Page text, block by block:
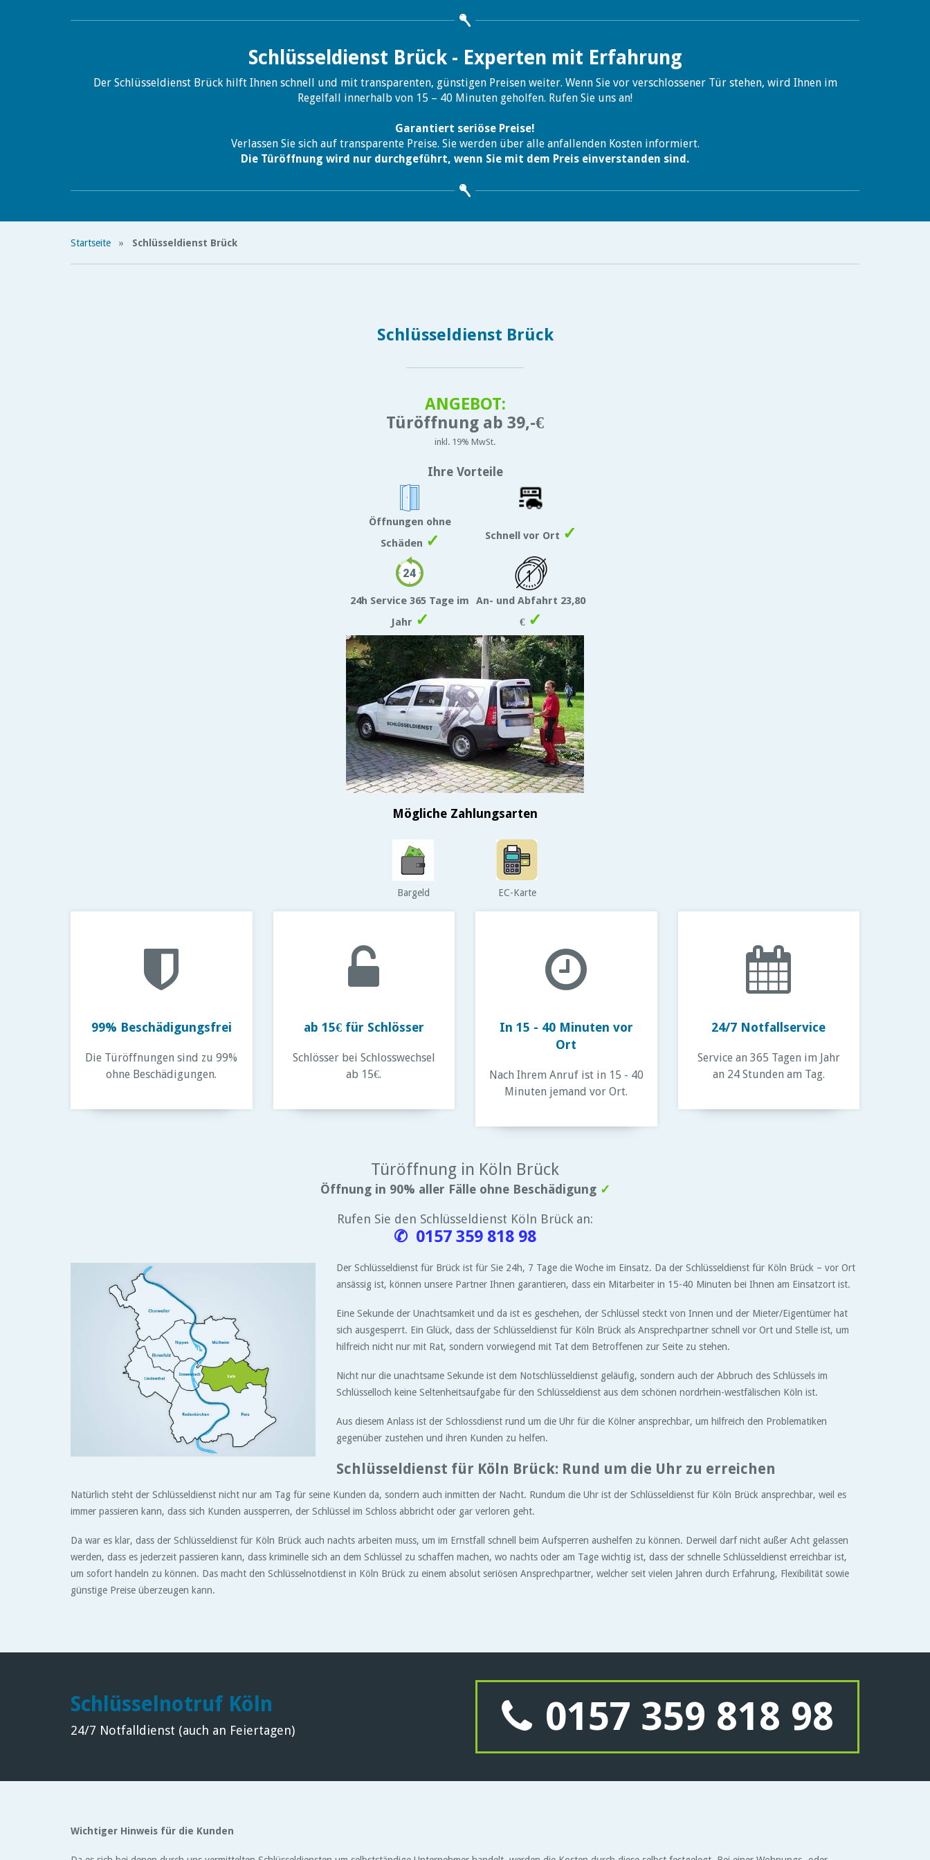
Schlüsseldienst Brück - Experten mit Erfahrung
Der Schlüsseldienst Brück hilft Ihnen schnell und mit transparenten, günstigen Preisen weiter. Wenn Sie vor verschlossener Tür stehen, wird Ihnen im
Regelfall innerhalb von 15 – 40 Minuten geholfen. Rufen Sie uns an!
Garantiert seriöse Preise!
Verlassen Sie sich auf transparente Preise. Sie werden über alle anfallenden Kosten informiert.
Die Türöffnung wird nur durchgeführt, wenn Sie mit dem Preis einverstanden sind.
Startseite » Schlüsseldienst Brück
Schlüsseldienst Brück
ANGEBOT:
Türöffnung ab 39,-€
inkl. 19% MwSt.
Ihre Vorteile
Öffnungen ohne
Schäden ✓ Schnell vor Ort ✓
24h Service 365 Tage im
Jahr ✓
An- und Abfahrt 23,80
€ ✓
Mögliche Zahlungsarten
Bargeld EC-Karte
99% Beschädigungsfrei
Die Türöffnungen sind zu 99%
ohne Beschädigungen.
ab 15€ für Schlösser
Schlösser bei Schlosswechsel
ab 15€.
In 15 - 40 Minuten vor
Ort
Nach Ihrem Anruf ist in 15 - 40
Minuten jemand vor Ort.
24/7 Notfallservice
Service an 365 Tagen im Jahr
an 24 Stunden am Tag.
Türöffnung in Köln Brück
Öffnung in 90% aller Fälle ohne Beschädigung ✓
Rufen Sie den Schlüsseldienst Köln Brück an:
✆ 0157 359 818 98
Der Schlüsseldienst für Brück ist für Sie 24h, 7 Tage die Woche im Einsatz. Da der Schlüsseldienst für Köln Brück – vor Ort
ansässig ist, können unsere Partner Ihnen garantieren, dass ein Mitarbeiter in 15-40 Minuten bei Ihnen am Einsatzort ist.
Eine Sekunde der Unachtsamkeit und da ist es geschehen, der Schlüssel steckt von Innen und der Mieter/Eigentümer hat
sich ausgesperrt. Ein Glück, dass der Schlüsseldienst für Köln Brück als Ansprechpartner schnell vor Ort und Stelle ist, um
hilfreich nicht nur mit Rat, sondern vorwiegend mit Tat dem Betroffenen zur Seite zu stehen.
Nicht nur die unachtsame Sekunde ist dem Notschlüsseldienst geläufig, sondern auch der Abbruch des Schlüssels im
Schlüsselloch keine Seltenheitsaufgabe für den Schlüsseldienst aus dem schönen nordrhein-westfälischen Köln ist.
Aus diesem Anlass ist der Schlossdienst rund um die Uhr für die Kölner ansprechbar, um hilfreich den Problematiken
gegenüber zustehen und ihren Kunden zu helfen.
Schlüsseldienst für Köln Brück: Rund um die Uhr zu erreichen
Natürlich steht der Schlüsseldienst nicht nur am Tag für seine Kunden da, sondern auch inmitten der Nacht. Rundum die Uhr ist der Schlüsseldienst für Köln Brück ansprechbar, weil es
immer passieren kann, dass sich Kunden aussperren, der Schlüssel im Schloss abbricht oder gar verloren geht.
Da war es klar, dass der Schlüsseldienst für Köln Brück auch nachts arbeiten muss, um im Ernstfall schnell beim Aufsperren aushelfen zu können. Derweil darf nicht außer Acht gelassen
werden, dass es jederzeit passieren kann, dass kriminelle sich an dem Schlüssel zu schaffen machen, wo nachts oder am Tage wichtig ist, dass der schnelle Schlüsseldienst erreichbar ist,
um sofort handeln zu können. Das macht den Schlüsselnotdienst in Köln Brück zu einem absolut seriösen Ansprechpartner, welcher seit vielen Jahren durch Erfahrung, Flexibilität sowie
günstige Preise überzeugen kann.
Schlüsselnotruf Köln
24/7 Notfalldienst (auch an Feiertagen) 0157 359 818 98
Wichtiger Hinweis für die Kunden